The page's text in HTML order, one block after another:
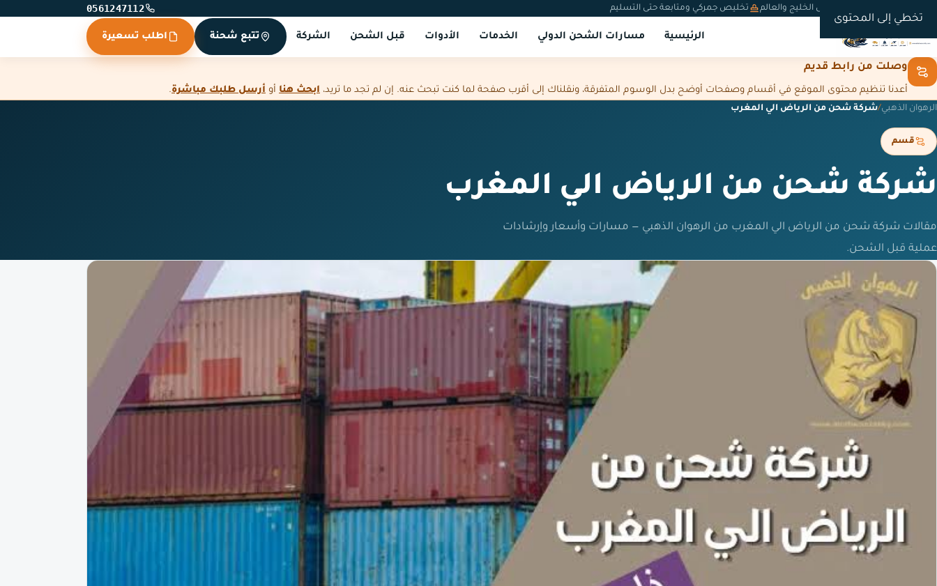
تخطي إلى المحتوى
شحن دولي من السعودية إلى الخليج والعالم تخليص جمركي ومتابعة حتى التسليم 0561247112
الرئيسية مسارات الشحن الدولي الخدمات الأدوات قبل الشحن الشركة تتبع شحنة اطلب تسعيرة
وصلت من رابط قديم
أعدنا تنظيم محتوى الموقع في أقسام وصفحات أوضح بدل الوسوم المتفرقة، ونقلناك إلى أقرب صفحة لما كنت تبحث عنه. إن لم تجد ما تريد، ابحث هنا أو أرسل طلبك مباشرة.
الرهوان الذهبي/شركة شحن من الرياض الي المغرب
قسم
شركة شحن من الرياض الي المغرب
مقالات شركة شحن من الرياض الي المغرب من الرهوان الذهبي — مسارات وأسعار وإرشادات
عملية قبل الشحن.